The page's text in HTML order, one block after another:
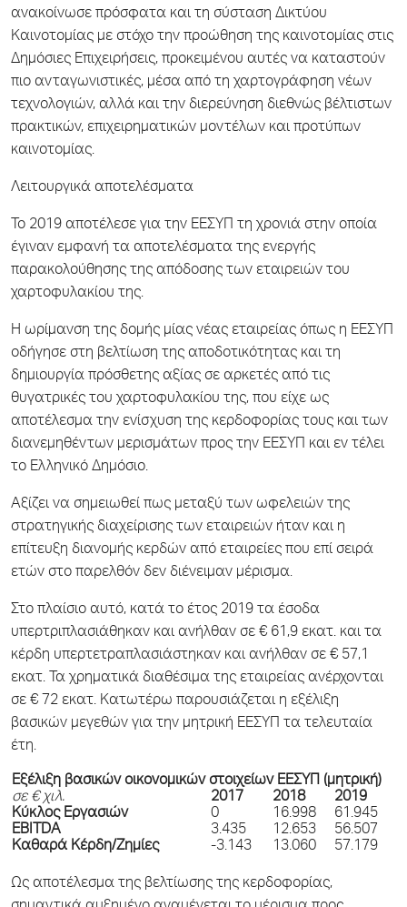
ανακοίνωσε πρόσφατα και τη σύσταση Δικτύου
Καινοτομίας με στόχο την προώθηση της καινοτομίας στις
Δημόσιες Επιχειρήσεις, προκειμένου αυτές να καταστούν
πιο ανταγωνιστικές, μέσα από τη χαρτογράφηση νέων
τεχνολογιών, αλλά και την διερεύνηση διεθνώς βέλτιστων
πρακτικών, επιχειρηματικών μοντέλων και προτύπων
καινοτομίας.
Λειτουργικά αποτελέσματα
Το 2019 αποτέλεσε για την ΕΕΣΥΠ τη χρονιά στην οποία
έγιναν εμφανή τα αποτελέσματα της ενεργής
παρακολούθησης της απόδοσης των εταιρειών του
χαρτοφυλακίου της.
Η ωρίμανση της δομής μίας νέας εταιρείας όπως η ΕΕΣΥΠ
οδήγησε στη βελτίωση της αποδοτικότητας και τη
δημιουργία πρόσθετης αξίας σε αρκετές από τις
θυγατρικές του χαρτοφυλακίου της, που είχε ως
αποτέλεσμα την ενίσχυση της κερδοφορίας τους και των
διανεμηθέντων μερισμάτων προς την ΕΕΣΥΠ και εν τέλει
το Ελληνικό Δημόσιο.
Αξίζει να σημειωθεί πως μεταξύ των ωφελειών της
στρατηγικής διαχείρισης των εταιρειών ήταν και η
επίτευξη διανομής κερδών από εταιρείες που επί σειρά
ετών στο παρελθόν δεν διένειμαν μέρισμα.
Στο πλαίσιο αυτό, κατά το έτος 2019 τα έσοδα
υπερτριπλασιάθηκαν και ανήλθαν σε € 61,9 εκατ. και τα
κέρδη υπερτετραπλασιάστηκαν και ανήλθαν σε € 57,1
εκατ. Τα χρηματικά διαθέσιμα της εταιρείας ανέρχονται
σε € 72 εκατ. Κατωτέρω παρουσιάζεται η εξέλιξη
βασικών μεγεθών για την μητρική ΕΕΣΥΠ τα τελευταία
έτη.
Εξέλιξη βασικών οικονομικών στοιχείων ΕΕΣΥΠ (μητρική)
σε € χιλ.
2017 2018
2019
Κύκλος Εργασιών
0 16.998
61.945
EBITDA
3.435 12.653
56.507
Καθαρά Κέρδη/Ζημίες
-3.143 13.060 57.179
Ως αποτέλεσμα της βελτίωσης της κερδοφορίας,